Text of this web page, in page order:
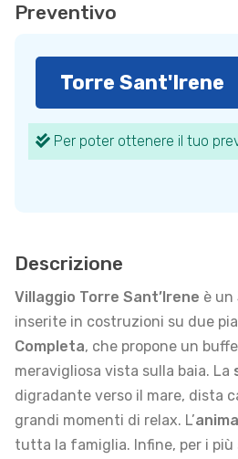
Preventivo
Torre Sant'Irene
Per poter ottenere il tuo
Descrizione
Villaggio Torre Sant’Irene è un
inserite in costruzioni su due
Completa, che propone un
meravigliosa vista sulla baia. La
digradante verso il mare, dista
grandi momenti di relax. L’
tutta la famiglia. Infine, per i